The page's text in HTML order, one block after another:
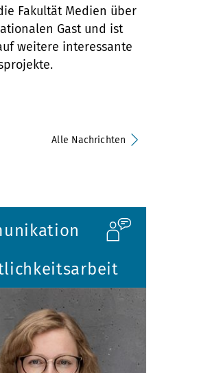
Fakultät Medien über
Gast und ist
weitere interessante
Alle Nachrichten